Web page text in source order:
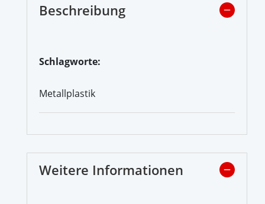
Beschreibung
Schlagworte:
Metallplastik
Weitere Informationen